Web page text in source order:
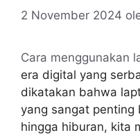
2 November 2024
Cara menggunakan
era digital yang
dikatakan bahwa
yang sangat penting
hingga hiburan, kita